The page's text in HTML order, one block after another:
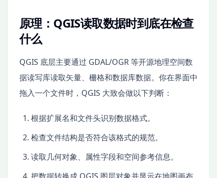
原理：QGIS读取数据时到底在检查
什么
QGIS 底层主要通过 GDAL/OGR 等开源地理空间数
据读写库读取矢量、栅格和数据库数据。你在界面中
拖入一个文件时，QGIS 大致会做以下判断：
根据扩展名和文件头识别数据格式。
检查文件结构是否符合该格式的规范。
读取几何对象、属性字段和空间参考信息。